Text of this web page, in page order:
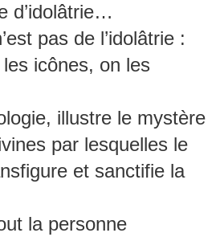
d’idolâtrie…
pas de l’idolâtrie :
les icônes, on les
illustre le mystère
par lesquelles le
et sanctifie la
la personne